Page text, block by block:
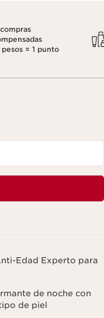
= 1 punto
Edad Experto para
de noche con
de piel